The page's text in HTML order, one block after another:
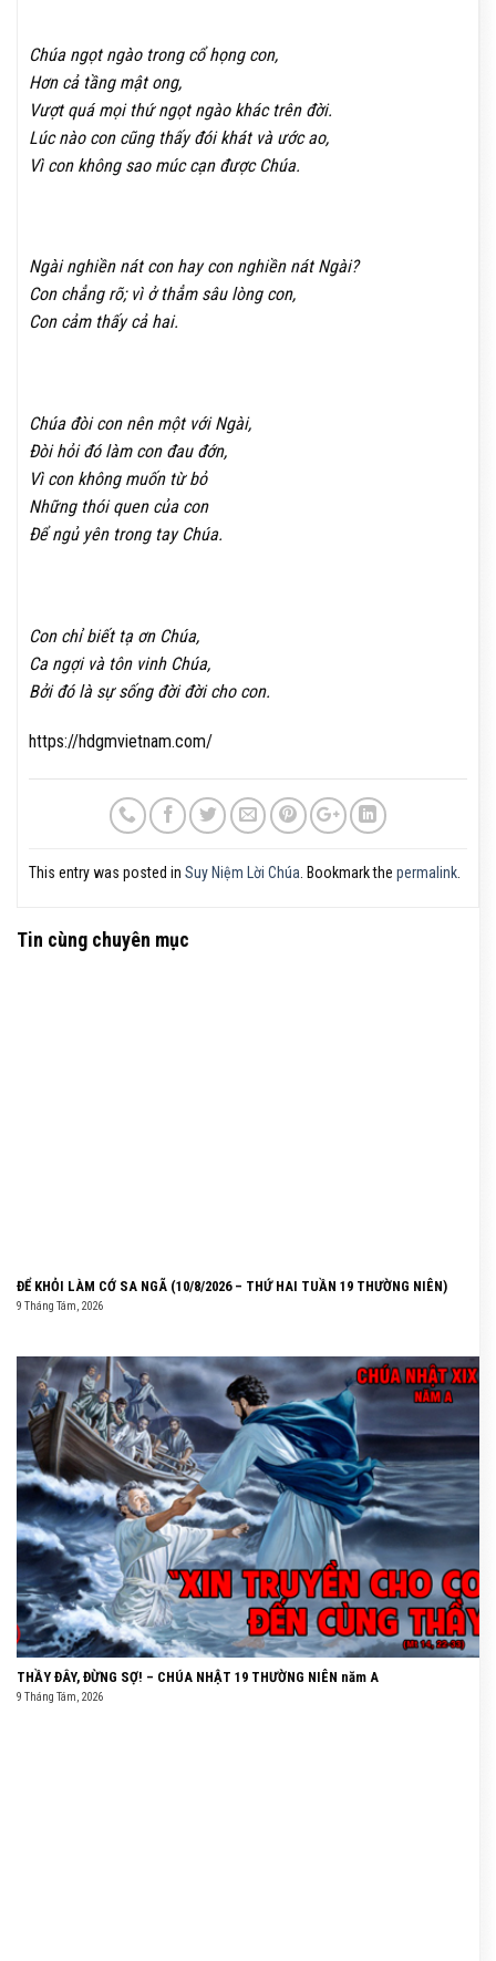
Chúa ngọt ngào trong cổ họng con,
Hơn cả tầng mật ong,
Vượt quá mọi thứ ngọt ngào khác trên đời.
Lúc nào con cũng thấy đói khát và ước ao,
Vì con không sao múc cạn được Chúa.
Ngài nghiền nát con hay con nghiền nát Ngài?
Con chẳng rõ; vì ở thẳm sâu lòng con,
Con cảm thấy cả hai.
Chúa đòi con nên một với Ngài,
Đòi hỏi đó làm con đau đớn,
Vì con không muốn từ bỏ
Những thói quen của con
Để ngủ yên trong tay Chúa.
Con chỉ biết tạ ơn Chúa,
Ca ngợi và tôn vinh Chúa,
Bởi đó là sự sống đời đời cho con.
https://hdgmvietnam.com/
This entry was posted in Suy Niệm Lời Chúa. Bookmark the permalink.
Tin cùng chuyên mục
ĐỂ KHỎI LÀM CỚ SA NGÃ (10/8/2026 – THỨ HAI TUẦN 19 THƯỜNG NIÊN)
9 Tháng Tám, 2026
THẦY ĐÂY, ĐỪNG SỢ! – CHÚA NHẬT 19 THƯỜNG NIÊN năm A
9 Tháng Tám, 2026